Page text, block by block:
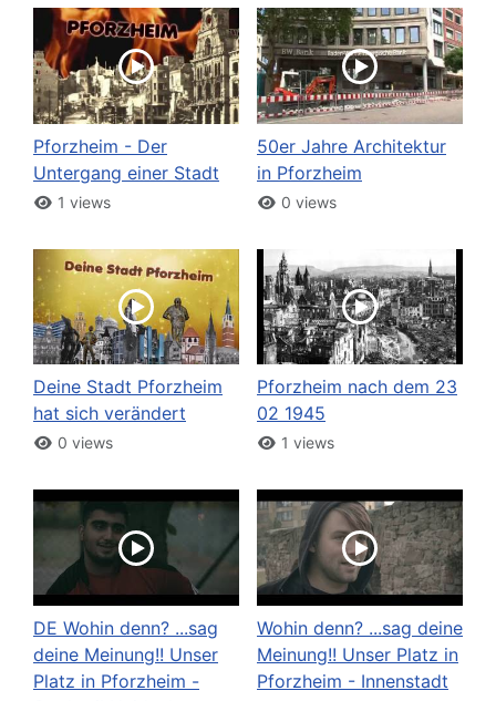
Pforzheim - Der
Untergang einer Stadt
1 views
50er Jahre Architektur
in Pforzheim
0 views
Deine Stadt Pforzheim
hat sich verändert
0 views
Pforzheim nach dem 23
02 1945
1 views
DE Wohin denn? ...sag
deine Meinung!! Unser
Platz in Pforzheim -
Wohin denn? ...sag deine
Meinung!! Unser Platz in
Pforzheim - Innenstadt